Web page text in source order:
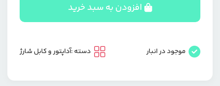
Earldom
ES-
2.4A
12W
کابل
افزودن به سبد خرید
موجود در انبار دسته :آداپتور و کابل شارژ